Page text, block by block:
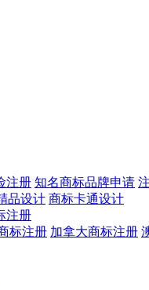
注册 知名商标品牌申请
品设计 商标卡通设计
注册
标注册 加拿大商标注册